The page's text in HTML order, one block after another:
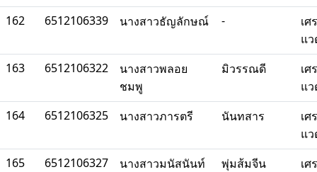
162
6512106339 นางสาวธัญลักษณ์ -
เ
แ
163
6512106322
นางสาวพลอย
ชมพู
มิวรรณดี
เ
แ
164
6512106325 นางสาวภารตรี นันทสาร
เ
แ
165
6512106327 นางสาวมนัสนันท์ พุ่มส้มจีน
เ